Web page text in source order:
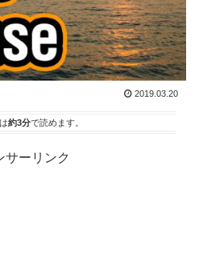
2019.03.20
約3分で読めます。
サーリンク